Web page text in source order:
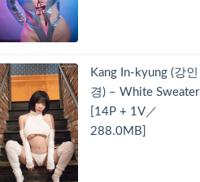
Kang In-kyung (강인
경) – White Sweater
[14P + 1V／
288.0MB]